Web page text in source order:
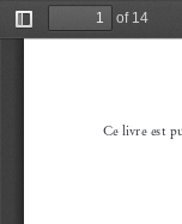
Toggle
of 14
Ce  livre  est